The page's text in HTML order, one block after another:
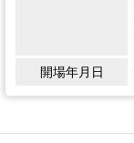
開場年月日